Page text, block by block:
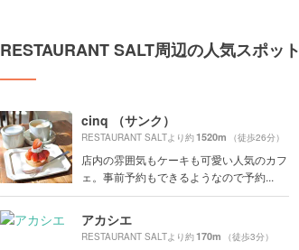
RESTAURANT SALT周辺の人気スポット
cinq （サンク）
RESTAURANT SALTより約1520m （徒歩26分）
店内の雰囲気もケーキも可愛い人気のカフ
ェ。事前予約もできるようなので予約...
アカシエ
RESTAURANT SALTより約170m （徒歩3分）